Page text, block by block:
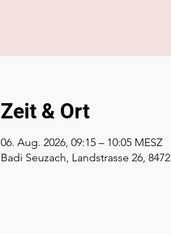
Zeit & Ort
06. Aug. 2026, 09:15 – 10:05 MESZ
Badi Seuzach, Landstrasse 26,